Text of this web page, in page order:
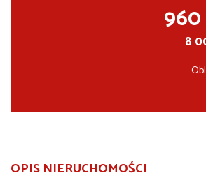
8
OPIS NIERUCHOMOŚCI